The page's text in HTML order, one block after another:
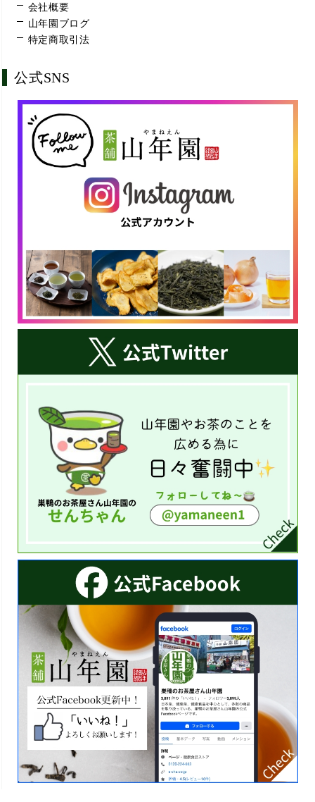
会社概要
山年園ブログ
特定商取引法
公式SNS